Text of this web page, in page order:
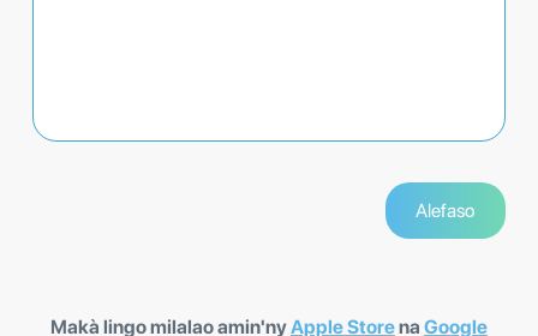
Makà lingo milalao amin'nyApple Storena Google